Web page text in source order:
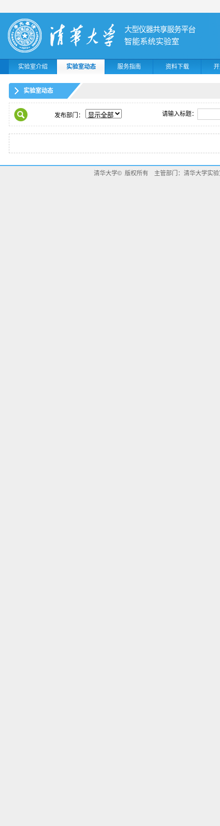
智能系统实验室
实验室介绍 实验室动态 服务指南 资料下载
实验室动态
发布部门： 请输入标题：
清华大学© 版权所有 主管部门：清华大学实